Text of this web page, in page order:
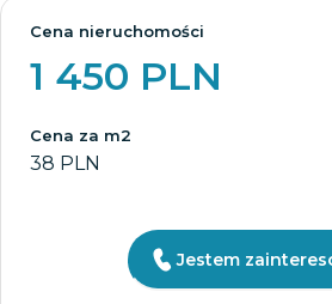
Cena nieruchomości
1 450 PLN
Cena za m2
38 PLN
Jestem